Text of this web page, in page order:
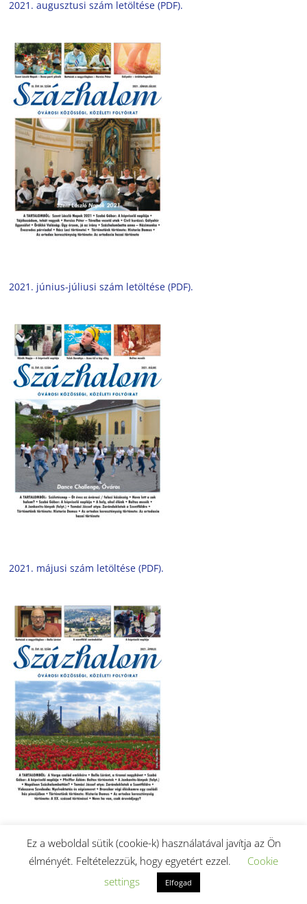
2021. augusztusi szám letöltése (PDF).
2021. június-júliusi szám letöltése (PDF).
2021. májusi szám letöltése (PDF).
2021. áprilisi szám letöltése (PDF).
Ez a weboldal sütik (cookie-k) használatával javítja az Ön
élményét. Feltételezzük, hogy egyetért ezzel.
Cookie
settings
Elfogad